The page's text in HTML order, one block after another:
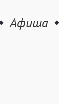
Афиша